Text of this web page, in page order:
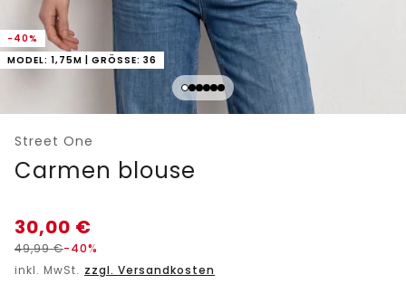
-40%
MODEL: 1,75M | GRÖSSE: 36
Street One
Carmen blouse
30,00 €
49,99€-40%
inkl. MwSt. zzgl. Versandkosten